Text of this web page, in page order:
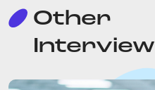
Other
Interview